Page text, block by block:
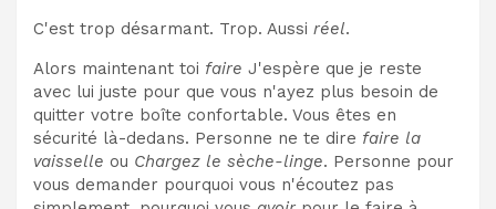
C'est trop désarmant. Trop. Aussi réel.
Alors maintenant toi faire J'espère que je reste
avec lui juste pour que vous n'ayez plus besoin de
quitter votre boîte confortable. Vous êtes en
sécurité là-dedans. Personne ne te dire faire la
vaisselle ou Chargez le sèche-linge. Personne pour
vous demander pourquoi vous n'écoutez pas